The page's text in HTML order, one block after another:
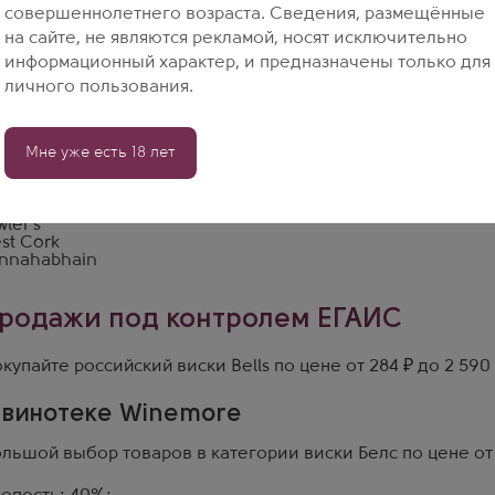
Cork
под контролем ЕГАИС
российский виски Bells по цене от 284 ₽ до 2
Winemore
выбор товаров в категории виски Белс по цене от
совершеннолетнего возраста. Сведения, размещённые
на сайте, не являются рекламой, носят исключительно
информационный характер, и предназначены только для
личного пользования.
Мне уже есть 18 лет